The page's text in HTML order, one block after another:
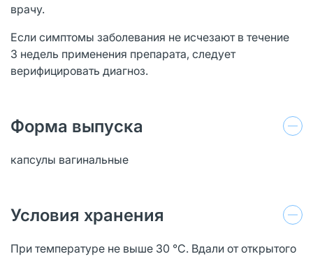
врачу.
Если симптомы заболевания не исчезают в течение
3 недель применения препарата, следует
верифицировать диагноз.
Форма выпуска
капсулы вагинальные
Условия хранения
При температуре не выше 30 °C. Вдали от открытого